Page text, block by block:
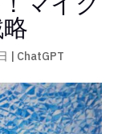
| ChatGPT